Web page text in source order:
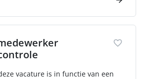
deze vacature is in functie van een